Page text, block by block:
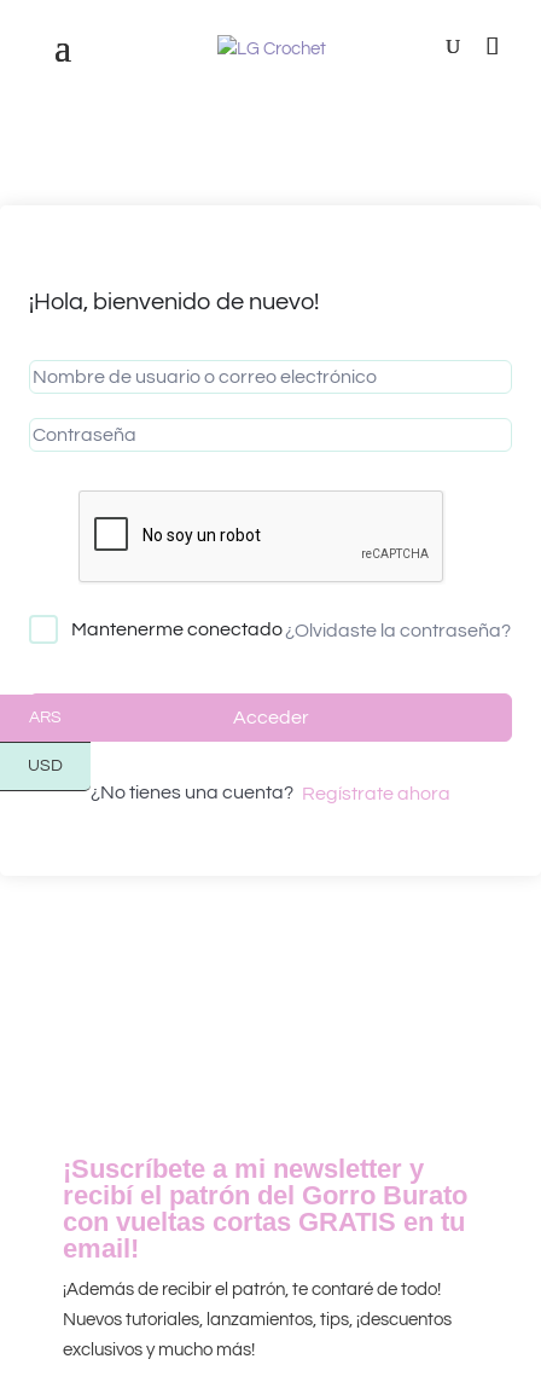
¡Hola, bienvenido de nuevo!
Mantenerme conectado¿Olvidaste la contraseña?
Acceder
¿No tienes una cuenta? Regístrate ahora
¡Suscríbete a mi newsletter y
recibí el patrón del Gorro Burato
con vueltas cortas GRATIS en tu
email!
¡Además de recibir el patrón, te contaré de todo!
Nuevos tutoriales, lanzamientos, tips, ¡descuentos
exclusivos y mucho más!
ARS
USD